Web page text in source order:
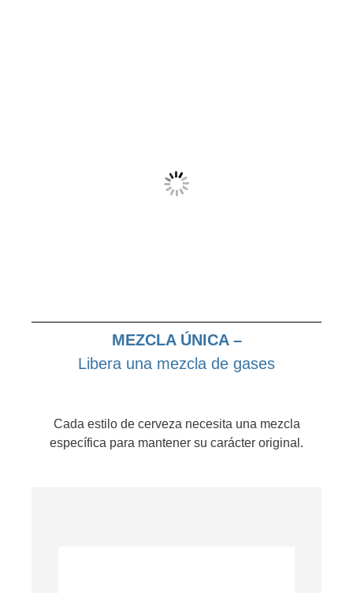
MEZCLA ÚNICA –
Libera una mezcla de gases
Cada estilo de cerveza necesita una mezcla
específica para mantener su carácter original.